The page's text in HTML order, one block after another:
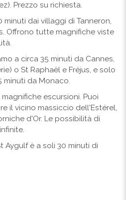
Prezzo su richiesta.
minuti dai villaggi di Tanneron,
Offrono tutte magnifiche viste
a circa 35 minuti da Cannes,
o St Raphaël e Fréjus, e solo
minuti da Monaco.
escursioni. Puoi
il vicino massiccio dell'Estérel,
d'Or. Le possibilità di
Aygulf è a soli 30 minuti di